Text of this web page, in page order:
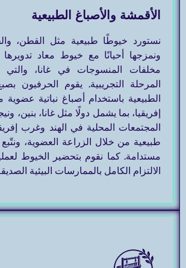
الأقمشة والأصباغ الطبيعية
نستورد خيوطًا طبيعية مثل القطن،
ونمزجها أحيانًا مع خيوط معاد
مخلفات المنسوجات في غانا،
المرحلة التجريبية. يقوم الحرفيون
الطبيعية باستخدام أصباغ نباتية
إفريقيا، بما يشمل دولًا مثل غانا، بنين،
المجتمعات المحلية في الهند وغرب
طبيعية من خلال الزراعة العضوية،
مستدامة. كما نقوم بتحضير الخيوط
الالتزام الكامل بالممارسات البيئية